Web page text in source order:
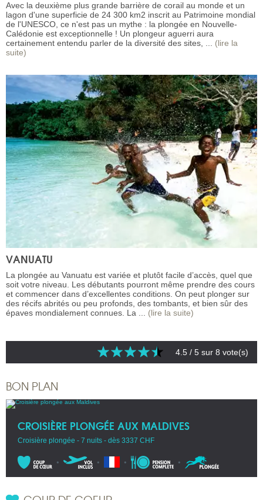
Avec la deuxième plus grande barrière de corail au monde et un
lagon d'une superficie de 24 300 km2 inscrit au Patrimoine mondial
de l'UNESCO, ce n'est pas un mythe : la plongée en Nouvelle-
Calédonie est exceptionnelle ! Un plongeur aguerri aura
certainement entendu parler de la diversité des sites, ... (lire la
suite)
VANUATU
La plongée au Vanuatu est variée et plutôt facile d’accès, quel que
soit votre niveau. Les débutants pourront même prendre des cours
et commencer dans d’excellentes conditions. On peut plonger sur
des récifs abrités ou peu profonds, des tombants, et bien sûr des
épaves mondialement connues. La ... (lire la suite)
4.5 / 5 sur 8 vote(s)
BON PLAN
CROISIÈRE PLONGÉE AUX MALDIVES
Croisière plongée - 7 nuits - dès 3337 CHF